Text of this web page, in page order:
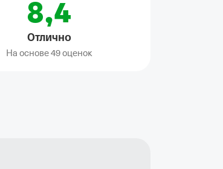
8,4
Отлично
На основе49 оценок